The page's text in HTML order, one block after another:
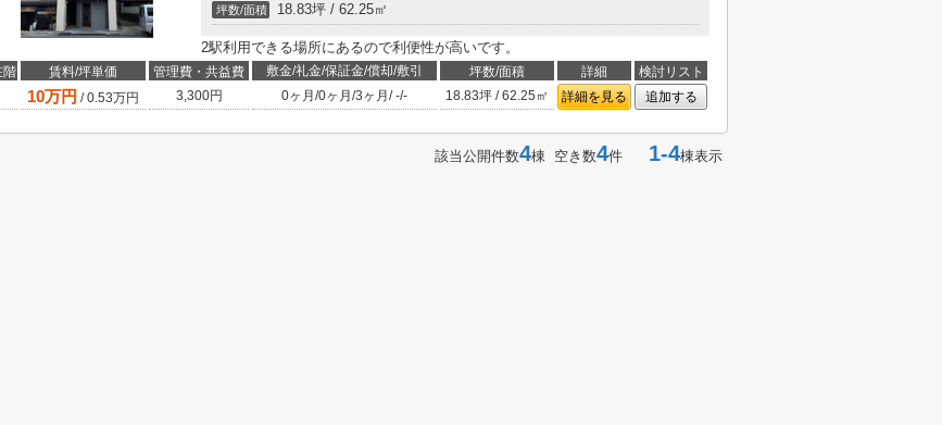
坪数/面積 18.83坪 / 62.25㎡
2駅利用できる場所にあるので利便性が高いです。
階 賃料/坪単価 管理費・共益費 敷金/礼金/保証金/償却/敷引 坪数/面積 詳細
検討リスト
10万円 /0.53万円 3,300円 0ヶ月 /0ヶ月 /3ヶ月 /-/- 18.83坪 / 62.25㎡ 詳細を見る 追加する
該当公開件数4棟 空き数4件 1-4棟表示